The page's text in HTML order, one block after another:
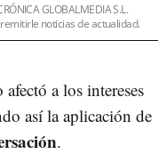
GLOBALMEDIA S.L.
noticias de actualidad.
a los intereses
así la aplicación de
.